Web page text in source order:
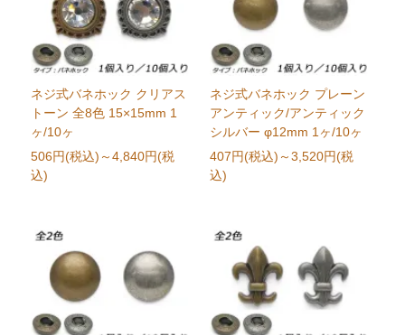
ネジ式バネホック クリアス
トーン 全8色 15×15mm 1
ヶ/10ヶ
506円(税込) ～4,840円(税
込)
ネジ式バネホック プレーン
アンティック/アンティック
シルバー φ12mm 1ヶ/10ヶ
407円(税込) ～3,520円(税
込)